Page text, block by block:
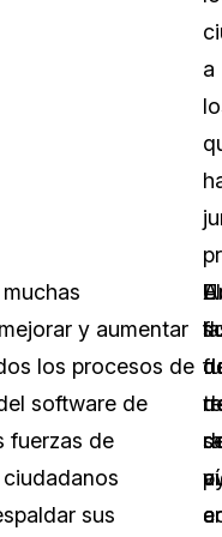
a
y aumentar
los procesos de
software de
fuerzas de
sus
El
a